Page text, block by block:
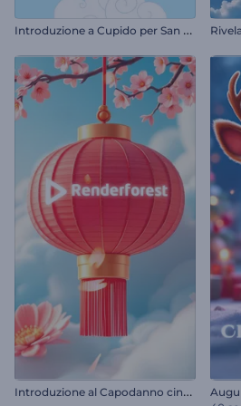
I
ntroduzione a Cupido per San Valentino
I
ntroduzione al Capodanno cinese fiorito